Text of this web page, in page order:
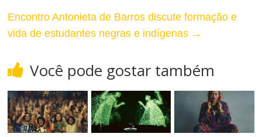
Encontro Antonieta de Barros discute formação e
vida de estudantes negras e indígenas →
Você pode gostar também